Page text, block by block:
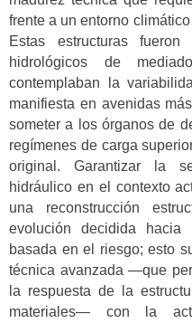
frente a un entorno
Estas estructuras fueron
hidrológicos de
contemplaban la
manifiesta en avenidas
someter a los órganos de
regímenes de carga
original. Garantizar la
hidráulico en el contexto
una reconstrucción
evolución decidida
basada en el riesgo; esto
técnica avanzada —que
la respuesta de la
materiales— con la